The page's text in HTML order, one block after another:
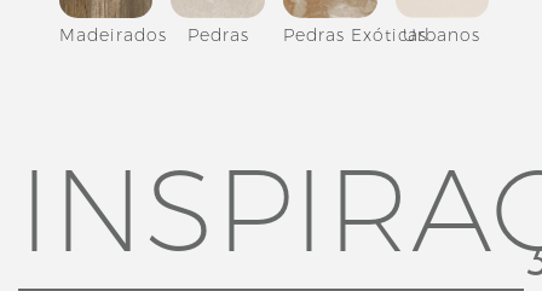
Madeirados Pedras Pedras ExóticasUrbanos